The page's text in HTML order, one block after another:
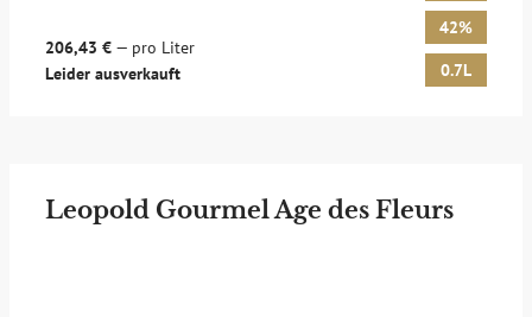
206,43 € — pro Liter
Leider ausverkauft
42%
0.7L
Leopold Gourmel Age des Fleurs